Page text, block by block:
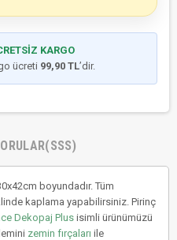
KARGO
ücreti 99,90 TL’dir.
boyundadır. Tüm
kaplama yapabilirsiniz. Pirinç
Dekopaj Plus isimli ürünümüzü
zemin fırçaları ile